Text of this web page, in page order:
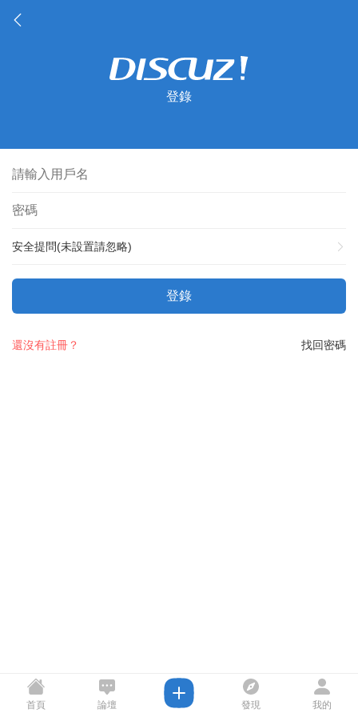
登錄
安全提問(未設置請忽略)
登錄
找回密碼
還沒有註冊？
首頁 論壇 發現 我的